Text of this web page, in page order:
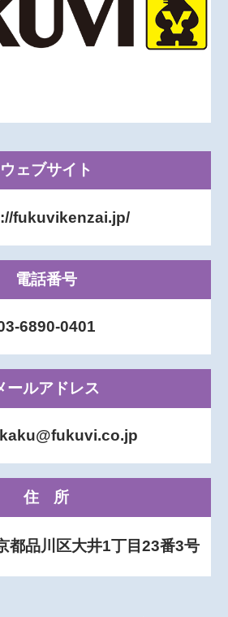
ウェブサイト
fukuvikenzai.jp/
電話番号
6890-0401
ールアドレス
住所
都品川区大井1丁目23番3号